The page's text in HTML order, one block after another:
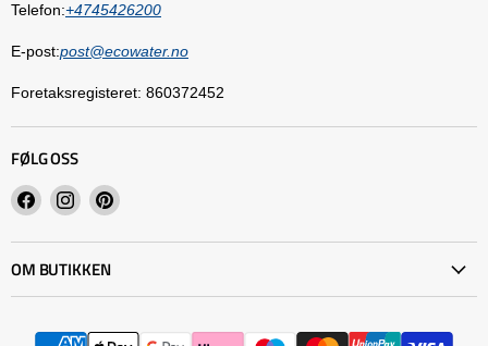
Telefon:+4745426200
E-post:post@ecowater.no
Foretaksregisteret: 860372452
FØLG OSS
Finn
oss
på
Facebook
Finn
oss
på
Instagram
Finn
på
OM BUTIKKEN